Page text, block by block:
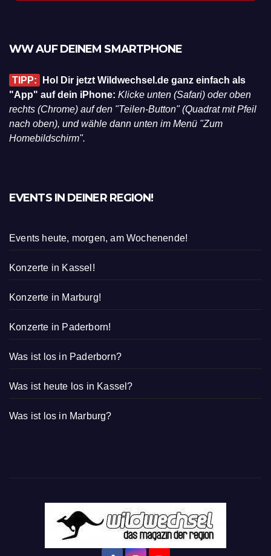
WW AUF DEINEM SMARTPHONE
TIPP:
Hol Dir jetzt Wildwechsel.de ganz einfach als
"App" auf dein iPhone: Klicke unten (Safari) oder oben
rechts (Chrome) auf den "Teilen-Button" (Quadrat mit Pfeil
nach oben), und wähle dann unten im Menü "Zum
Homebildschirm".
EVENTS IN DEINER REGION!
Events heute, morgen, am Wochenende!
Konzerte in Kassel!
Konzerte in Marburg!
Konzerte in Paderborn!
Was ist los in Paderborn?
Was ist heute los in Kassel?
Was ist los in Marburg?